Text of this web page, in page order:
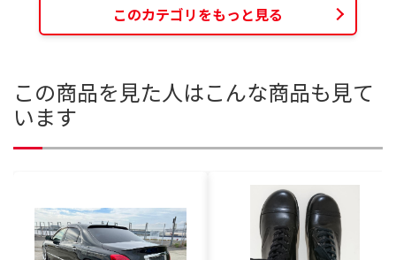
このカテゴリをもっと見る
この商品を見た人はこんな商品も見て
います